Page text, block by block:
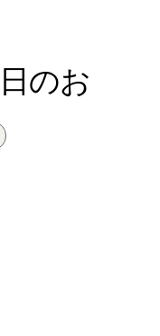
のお